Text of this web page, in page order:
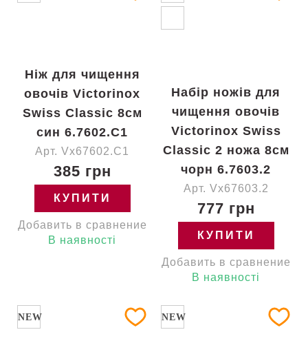
Ніж для чищення
овочів Victorinox
Swiss Classic 8см
син 6.7602.C1
Арт. Vx67602.C1
385 грн
КУПИТИ
Добавить в сравнение
В наявності
Набір ножів для
чищення овочів
Victorinox Swiss
Classic 2 ножа 8см
чорн 6.7603.2
Арт. Vx67603.2
777 грн
КУПИТИ
Добавить в сравнение
В наявності
NEW NEW